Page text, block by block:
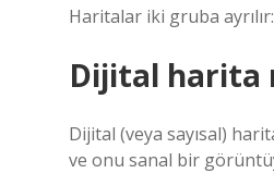
Haritalar iki gruba
Dijital harita
Dijital (veya sayısal)
ve onu sanal bir